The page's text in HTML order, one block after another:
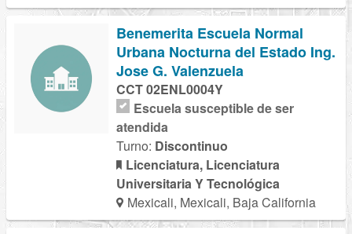
Benemerita Escuela Normal
Urbana Nocturna del Estado Ing.
Jose G. Valenzuela
CCT 02ENL0004Y
Escuela susceptible de ser
atendida
Turno: Discontinuo
Licenciatura, Licenciatura
Universitaria Y Tecnológica
Mexicali, Mexicali, Baja California